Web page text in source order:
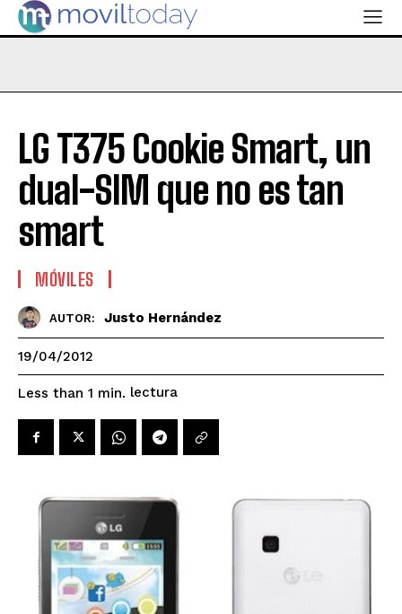
LG T375 Cookie Smart, un
dual-SIM que no es tan
smart
MÓVILES
AUTOR: Justo Hernández
19/04/2012
Less than 1 min. lectura